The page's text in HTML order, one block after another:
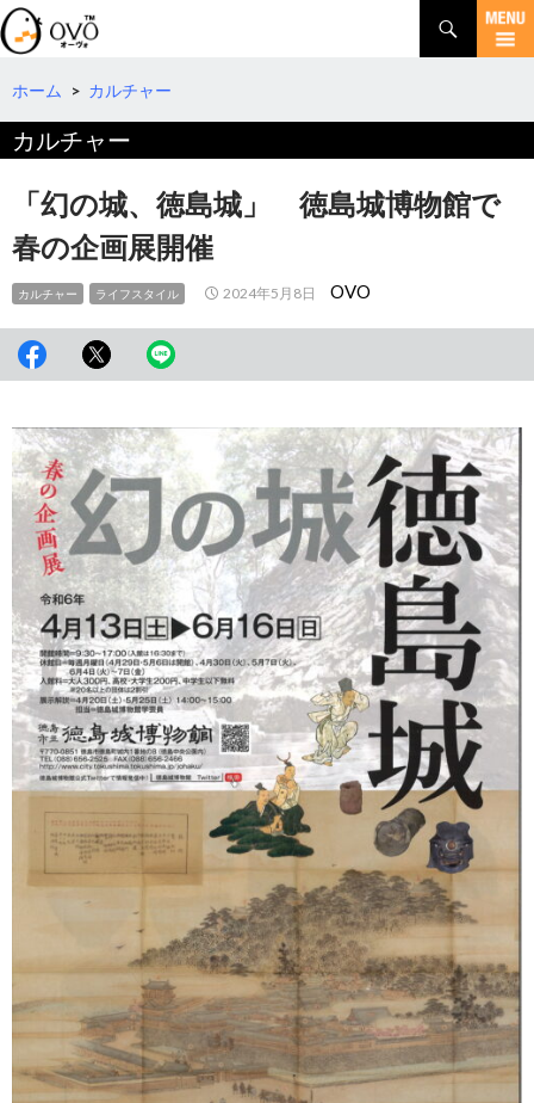
検
索
コ
テ
ツ
へ
ホーム > カルチャー
カルチャー
「幻の城、徳島城」 徳島城博物館で
春の企画展開催
カルチャー ライフスタイル 2024年5月8日 OVO